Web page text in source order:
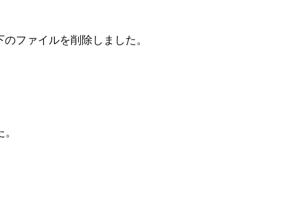
ファイルを削除しました。